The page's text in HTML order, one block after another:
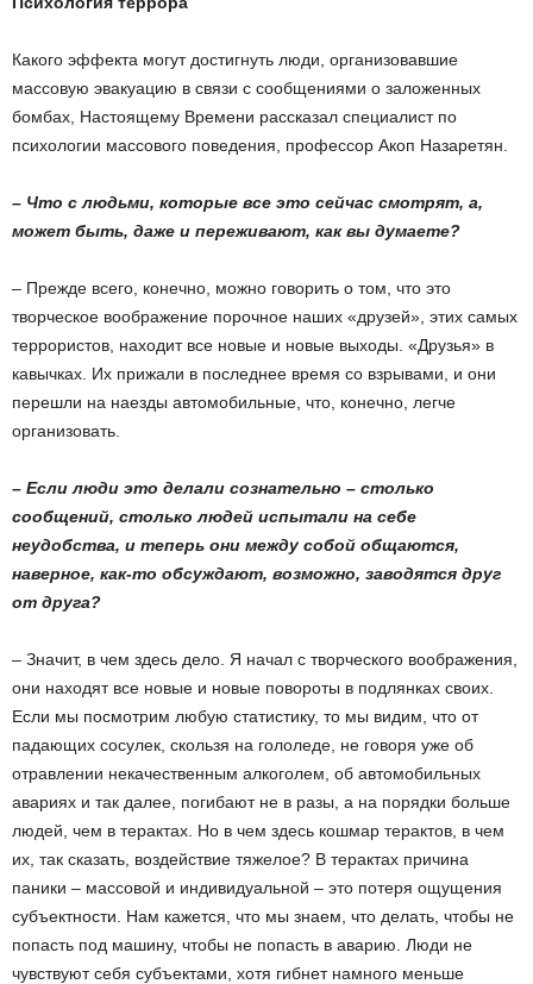
Какого эффекта могут достигнуть люди, организовавшие
массовую эвакуацию в связи с сообщениями о заложенных
бомбах, Настоящему Времени рассказал специалист по
психологии массового поведения, профессор Акоп Назаретян.
– Что с людьми, которые все это сейчас смотрят, а,
может быть, даже и переживают, как вы думаете?
– Прежде всего, конечно, можно говорить о том, что это
творческое воображение порочное наших «друзей», этих самых
террористов, находит все новые и новые выходы. «Друзья» в
кавычках. Их прижали в последнее время со взрывами, и они
перешли на наезды автомобильные, что, конечно, легче
организовать.
– Если люди это делали сознательно – столько
сообщений, столько людей испытали на себе
неудобства, и теперь они между собой общаются,
наверное, как-то обсуждают, возможно, заводятся друг
от друга?
– Значит, в чем здесь дело. Я начал с творческого воображения,
они находят все новые и новые повороты в подлянках своих.
Если мы посмотрим любую статистику, то мы видим, что от
падающих сосулек, скользя на гололеде, не говоря уже об
отравлении некачественным алкоголем, об автомобильных
авариях и так далее, погибают не в разы, а на порядки больше
людей, чем в терактах. Но в чем здесь кошмар терактов, в чем
их, так сказать, воздействие тяжелое? В терактах причина
паники – массовой и индивидуальной – это потеря ощущения
субъектности. Нам кажется, что мы знаем, что делать, чтобы не
попасть под машину, чтобы не попасть в аварию. Люди не
чувствуют себя субъектами, хотя гибнет намного меньше